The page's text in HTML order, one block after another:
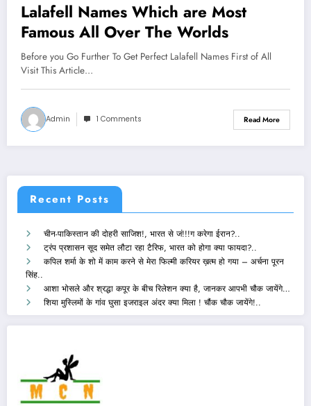
Lalafell Names Which are Most
Famous All Over The Worlds
Before you Go Further To Get Perfect Lalafell Names First of All
Visit This Article…
Admin 1 Comments Read More
Recent Posts
चीन-पाकिस्तान की दोहरी साजिश!, भारत से जं!!!ग करेगा ईरान?..
ट्रंप प्रशासन सूद समेत लौटा रहा टैरिफ, भारत को होगा क्या फायदा?..
कपिल शर्मा के शो में काम करने से मेरा फिल्मी करियर ख़त्म हो गया – अर्चना पूरन
सिंह..
आशा भोसले और श्रद्धा कपूर के बीच रिलेशन क्या है, जानकर आपभी चौक जायेंगे…
शिया मुस्लिमों के गांव घुसा इजराइल अंदर क्या मिला ! चौंक चौक जायेंगे!..